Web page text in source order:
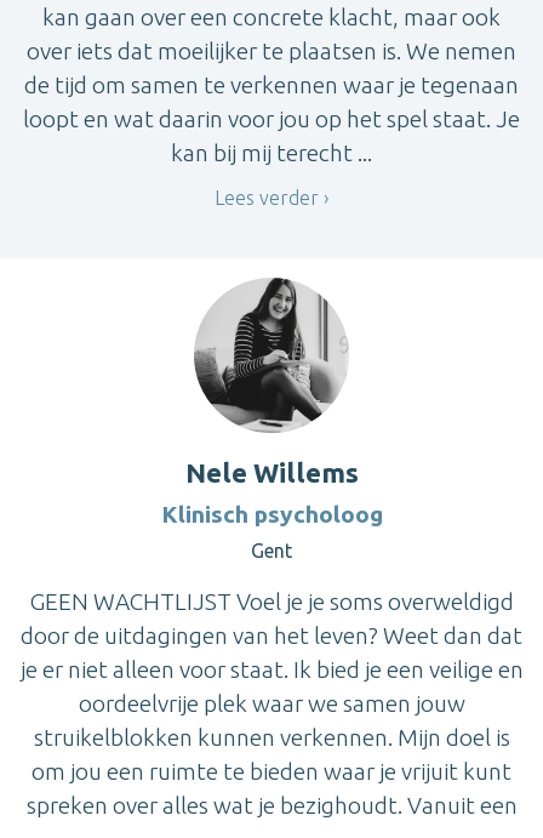
kan gaan over een concrete klacht, maar ook
over iets dat moeilijker te plaatsen is. We nemen
de tijd om samen te verkennen waar je tegenaan
loopt en wat daarin voor jou op het spel staat. Je
kan bij mij terecht ...
Lees verder
Nele Willems
Klinisch psycholoog
Gent
GEEN WACHTLIJST Voel je je soms overweldigd
door de uitdagingen van het leven? Weet dan dat
je er niet alleen voor staat. Ik bied je een veilige en
oordeelvrije plek waar we samen jouw
struikelblokken kunnen verkennen. Mijn doel is
om jou een ruimte te bieden waar je vrijuit kunt
spreken over alles wat je bezighoudt. Vanuit een